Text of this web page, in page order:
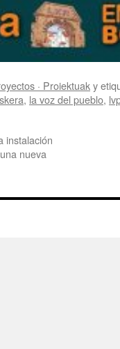
· Proiektuaky
, la voz del pueblo,
instalación
nueva